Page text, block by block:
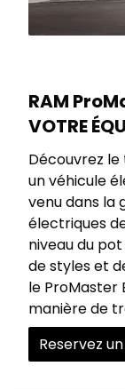
RAM
VOTRE
Découvrez le
un véhicule
venu dans la
électriques
niveau du
de styles et
le ProMaster
manière de
Reservez